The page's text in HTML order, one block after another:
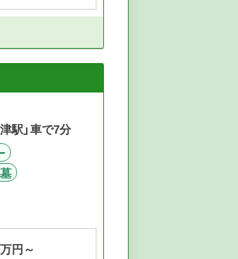
駅」車で7分
万円～